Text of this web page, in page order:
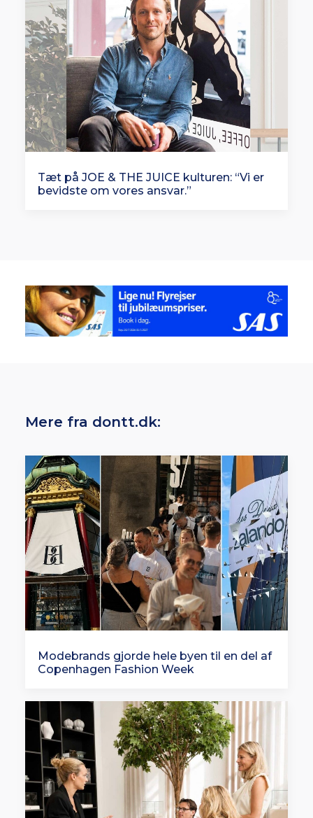
Tæt på JOE & THE JUICE kulturen: “Vi er
bevidste om vores ansvar.”
Mere fra dontt.dk:
Modebrands gjorde hele byen til en del af
Copenhagen Fashion Week